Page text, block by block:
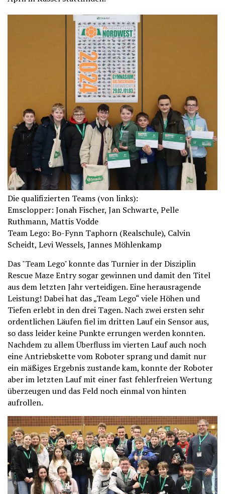
Die qualifizierten Teams (von links):
Emsclopper: Jonah Fischer, Jan Schwarte, Pelle
Ruthmann, Mattis Vodde
Team Lego: Bo-Fynn Taphorn (Realschule), Calvin
Scheidt, Levi Wessels, Jannes Möhlenkamp
Das "Team Lego" konnte das Turnier in der Disziplin
Rescue Maze Entry sogar gewinnen und damit den Titel
aus dem letzten Jahr verteidigen. Eine herausragende
Leistung! Dabei hat das „Team Lego“ viele Höhen und
Tiefen erlebt in den drei Tagen. Nach zwei ersten sehr
ordentlichen Läufen fiel im dritten Lauf ein Sensor aus,
so dass leider keine Punkte errungen werden konnten.
Nachdem zu allem Überfluss im vierten Lauf auch noch
eine Antriebskette vom Roboter sprang und damit nur
ein mäßiges Ergebnis zustande kam, konnte der Roboter
aber im letzten Lauf mit einer fast fehlerfreien Wertung
überzeugen und das Feld noch einmal von hinten
aufrollen.